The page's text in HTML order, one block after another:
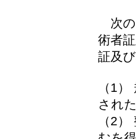
次の
術者
証及
（1
され
（2